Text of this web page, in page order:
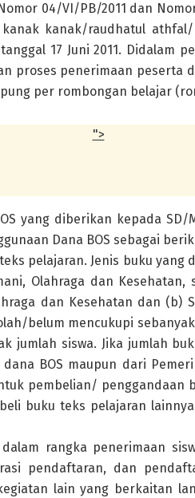
04/VI/PB/2011 dan
kanak/raudhatul
17 Juni 2011. Didalam
proses penerimaan peserta
per rombongan belajar
">
yang diberikan kepada SD/
Dana BOS sebagai
pelajaran. Jenis buku yang
Olahraga dan Kesehatan,
dan Kesehatan dan (b)
belum mencukupi
jumlah siswa. Jika jumlah
BOS maupun dari
pembelian/ penggandaan
buku teks pelajaran
rangka penerimaan
pendaftaran, dan
lain yang berkaitan